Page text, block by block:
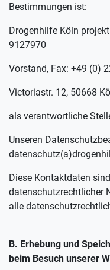
Bestimmungen ist:
Drogenhilfe Köln
9127970
Vorstand, Fax: +49 (0)
Victoriastr. 12, 50668
als verantwortliche
Unseren
Diese Kontaktdaten
datenschutzrechtlicher
alle
B. Erhebung und
beim Besuch unserer